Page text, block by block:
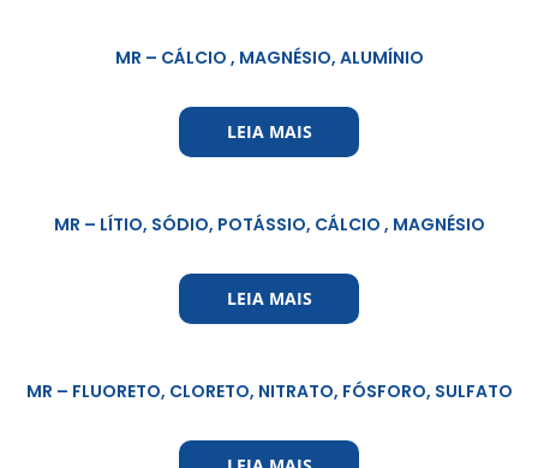
MR – CÁLCIO , MAGNÉSIO, ALUMÍNIO
LEIA MAIS
MR – LÍTIO, SÓDIO, POTÁSSIO, CÁLCIO , MAGNÉSIO
LEIA MAIS
MR – FLUORETO, CLORETO, NITRATO, FÓSFORO, SULFATO